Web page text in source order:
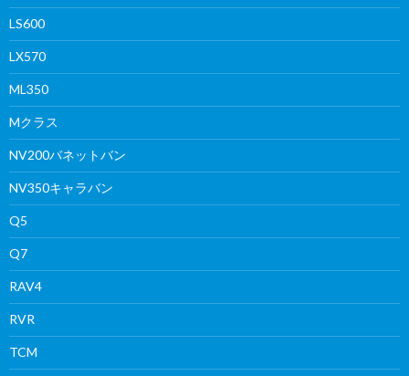
LS600
LX570
ML350
Mクラス
NV200バネットバン
NV350キャラバン
Q5
Q7
RAV4
RVR
TCM